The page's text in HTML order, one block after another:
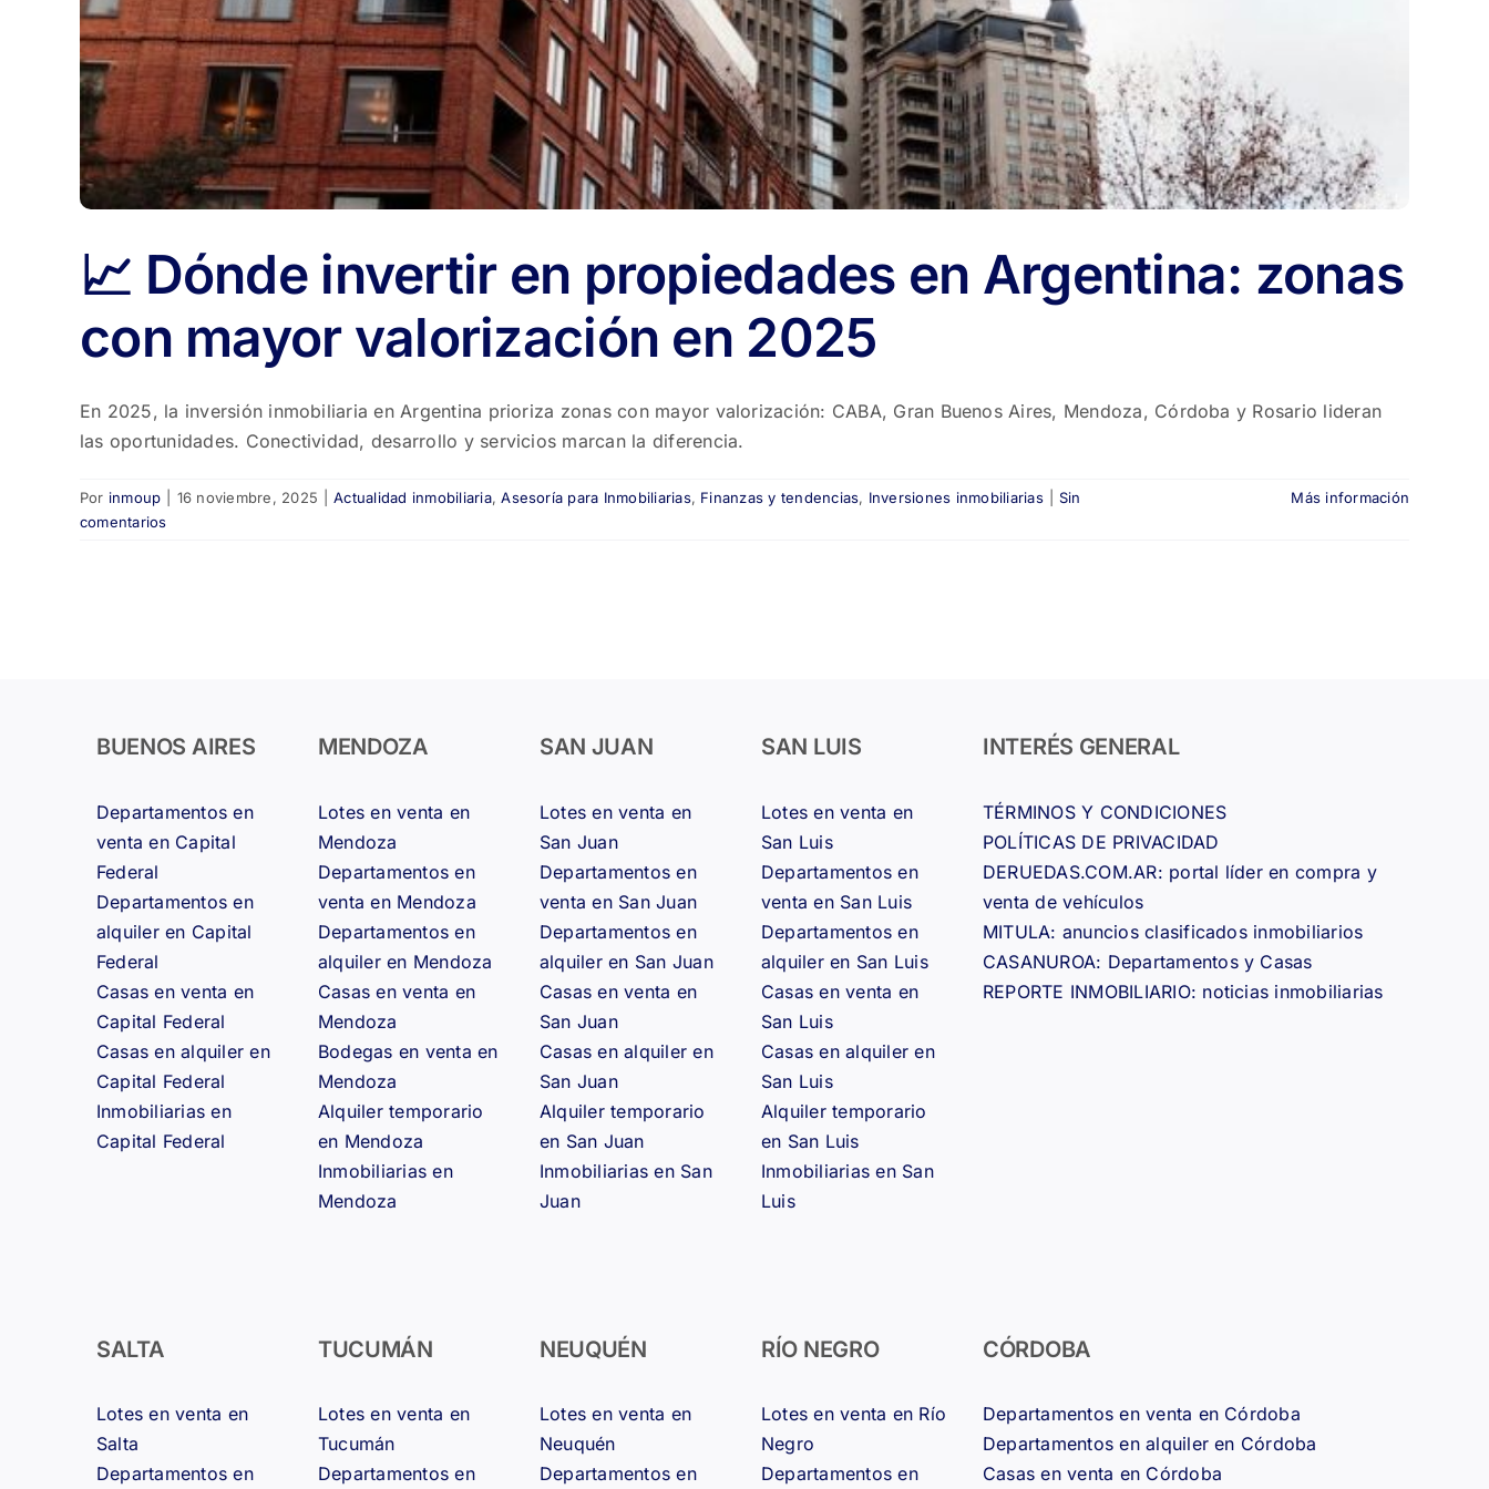
📈 Dónde invertir en propiedades en Argentina: zonas
con mayor valorización en 2025
En 2025, la inversión inmobiliaria en Argentina prioriza zonas con mayor valorización: CABA, Gran Buenos Aires, Mendoza, Córdoba y Rosario lideran
las oportunidades. Conectividad, desarrollo y servicios marcan la diferencia.
Por inmoup 16 noviembre, 2025 Actualidad inmobiliaria,Asesoría para Inmobiliarias, Finanzas y tendencias, Inversiones inmobiliarias
Sin
comentarios
Más información
BUENOS AIRES
Departamentos en
venta en Capital
Federal
Departamentos en
alquiler en Capital
Federal
Casas en venta en
Capital Federal
Casas en alquiler en
Capital Federal
Inmobiliarias en
Capital Federal
MENDOZA
Lotes en venta en
Mendoza
Departamentos en
venta en Mendoza
Departamentos en
alquiler en Mendoza
Casas en venta en
Mendoza
Bodegas en venta en
Mendoza
Alquiler temporario
en Mendoza
Inmobiliarias en
Mendoza
SAN JUAN
Lotes en venta en
San Juan
Departamentos en
venta en San Juan
Departamentos en
alquiler en San Juan
Casas en venta en
San Juan
Casas en alquiler en
San Juan
Alquiler temporario
en San Juan
Inmobiliarias en San
Juan
SAN LUIS
Lotes en venta en
San Luis
Departamentos en
venta en San Luis
Departamentos en
alquiler en San Luis
Casas en venta en
San Luis
Casas en alquiler en
San Luis
Alquiler temporario
en San Luis
Inmobiliarias en San
Luis
INTERÉS GENERAL
TÉRMINOS Y CONDICIONES
POLÍTICAS DE PRIVACIDAD
DERUEDAS.COM.AR: portal líder en compra y
venta de vehículos
MITULA: anuncios clasificados inmobiliarios
CASANUROA: Departamentos y Casas
REPORTE INMOBILIARIO: noticias inmobiliarias
SALTA
Lotes en venta en
Salta
Departamentos en
TUCUMÁN
Lotes en venta en
Tucumán
Departamentos en
NEUQUÉN
Lotes en venta en
Neuquén
Departamentos en
RÍO NEGRO
Lotes en venta en Río
Negro
Departamentos en
CÓRDOBA
Departamentos en venta en Córdoba
Departamentos en alquiler en Córdoba
Casas en venta en Córdoba